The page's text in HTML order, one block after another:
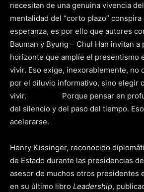
necesitan de una genuina vivencia
mentalidad del “corto plazo” conspira
esperanza, es por ello que autores
Bauman y Byung – Chul Han invitan a
horizonte que amplíe el presentismo
vivir. Eso exige, inexorablemente, no
por el diluvio informativo, sino elegir
vivir. Porque pensar en
del silencio y del paso del tiempo.
acelerarse.
Henry Kissinger, reconocido
de Estado durante las presidencias
asesor de muchos otros presidentes
en su último libro Leadership,